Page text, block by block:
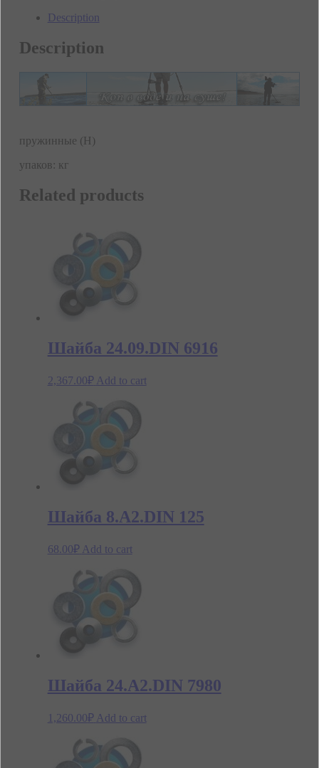
Description
Description
пружинные (Н)
упаков: кг
Related products
Шайба 24.09.DIN 6916
2,367.00₽ Add to cart
Шайба 8.А2.DIN 125
68.00₽ Add to cart
Шайба 24.А2.DIN 7980
1,260.00₽ Add to cart